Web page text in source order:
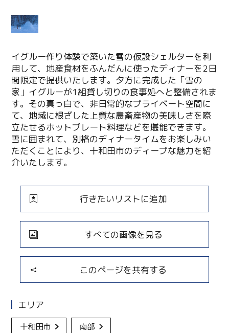
イグルー作り体験で築いた雪の仮設シェルターを利
用して、地産食材をふんだんに使ったディナーを2日
間限定で提供いたします。夕方に完成した「雪の
家」イグルーが1組貸し切りの食事処へと整備されま
す。その真っ白で、非日常的なプライベート空間に
て、地域に根ざした上質な農畜産物の美味しさを際
立たせるホットプレート料理などを堪能できます。
雪に囲まれて、別格のディナータイムをお楽しみい
ただくことにより、十和田市のディープな魅力を紹
介いたします。
行きたいリストに追加
すべての画像を見る
このページを共有する
エリア
十和田市 南部